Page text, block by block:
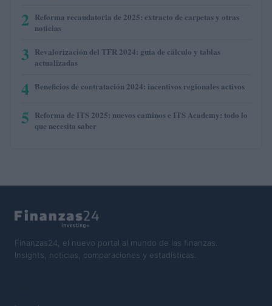
2 Reforma recaudatoria de 2025: extracto de carpetas y otras
noticias
3 Revalorización del TFR 2024: guía de cálculo y tablas
actualizadas
4 Beneficios de contratación 2024: incentivos regionales activos
5 Reforma de ITS 2025: nuevos caminos e ITS Academy: todo lo
que necesita saber
Finanzas24, el nuevo portal al mundo de las finanzas.
Insights, noticias, comparaciones y estadísticas.